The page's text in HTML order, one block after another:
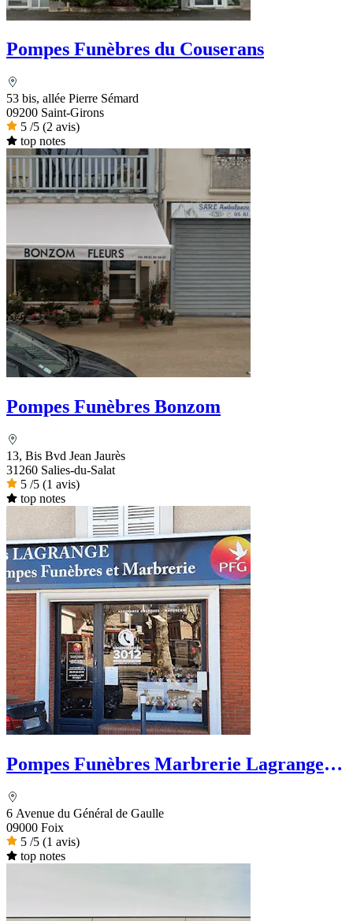
Pompes Funèbres du Couserans
53 bis, allée Pierre Sémard
09200 Saint-Girons
5 /5 (2 avis)
top notes
Pompes Funèbres Bonzom
13, Bis Bvd Jean Jaurès
31260 Salies-du-Salat
5 /5 (1 avis)
top notes
Pompes Funèbres Marbrerie Lagrange -
6 Avenue du Général de Gaulle
09000 Foix
5 /5 (1 avis)
top notes